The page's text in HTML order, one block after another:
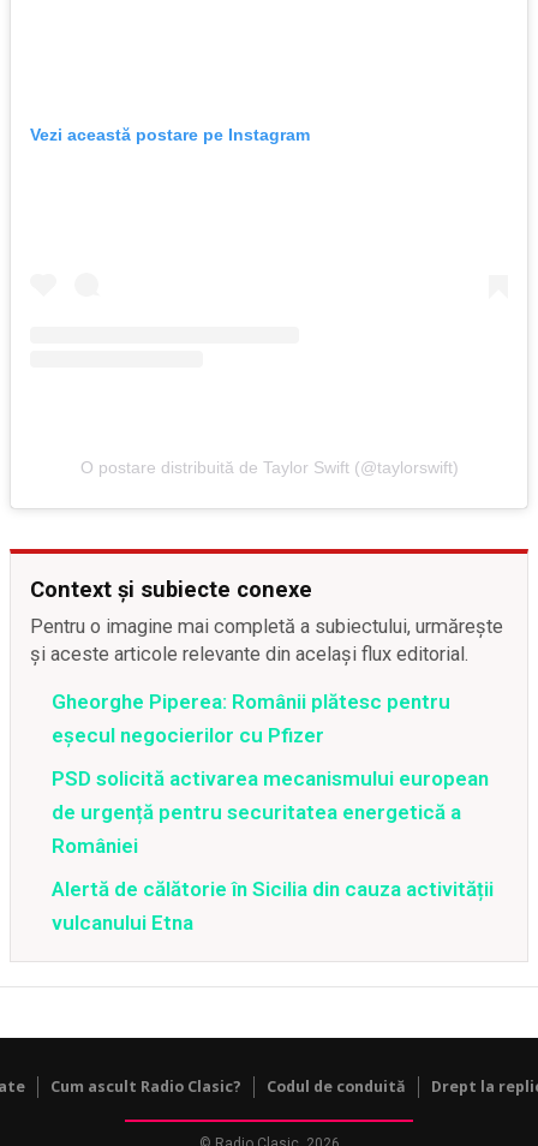
Vezi această postare pe Instagram
O postare distribuită de Taylor Swift (@taylorswift)
Context și subiecte conexe
Pentru o imagine mai completă a subiectului, urmărește
și aceste articole relevante din același flux editorial.
Gheorghe Piperea: Românii plătesc pentru
eșecul negocierilor cu Pfizer
PSD solicită activarea mecanismului european
de urgență pentru securitatea energetică a
României
Alertă de călătorie în Sicilia din cauza activității
vulcanului Etna
Cum ascult Radio Clasic? Codul de conduită Drept la